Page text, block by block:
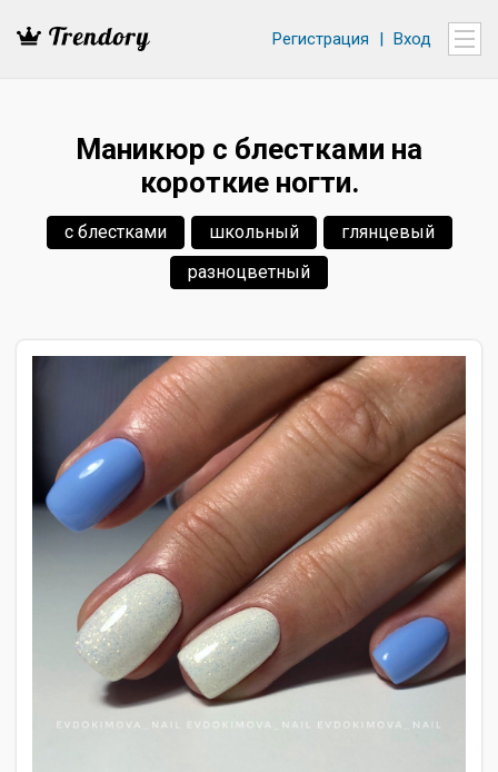
Регистрация | Вход
Маникюр с блестками на
короткие ногти.
с блестками школьный
глянцевый
разноцветный